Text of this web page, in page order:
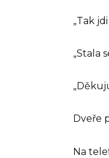
„Tak
„Stala
Dveře
Na